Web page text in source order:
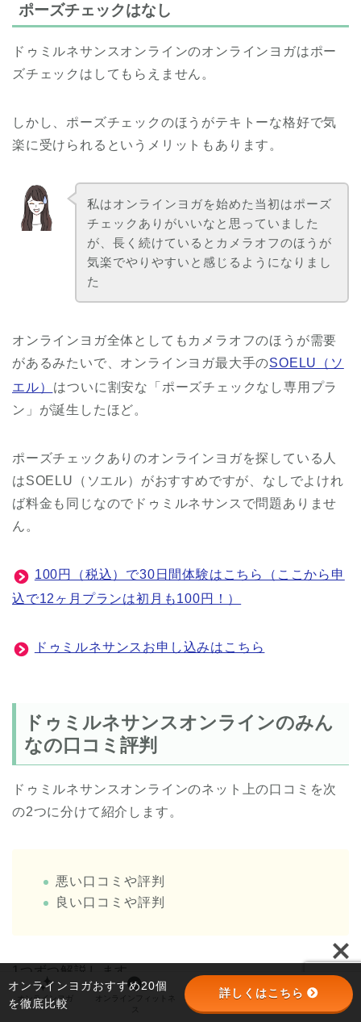
ポーズチェックはなし
ドゥミルネサンスオンラインのオンラインヨガはポー
ズチェックはしてもらえません。
しかし、ポーズチェックのほうがテキトーな格好で気
楽に受けられるというメリットもあります。
私はオンラインヨガを始めた当初はポーズ
チェックありがいいなと思っていました
が、長く続けているとカメラオフのほうが
気楽でやりやすいと感じるようになりまし
た
オンラインヨガ全体としてもカメラオフのほうが需要
があるみたいで、オンラインヨガ最大手のSOELU（ソ
エル） はついに割安な「ポーズチェックなし専用プラ
ン」が誕生したほど。
ポーズチェックありのオンラインヨガを探している人
はSOELU（ソエル）がおすすめですが、なしでよけれ
ば料金も同じなのでドゥミルネサンスで問題ありませ
ん。
100円（税込）で30日間体験はこちら（ここから申
込で12ヶ月プランは初月も100円！）
ドゥミルネサンスお申し込みはこちら
ドゥミルネサンスオンラインのみん
なの口コミ評判
ドゥミルネサンスオンラインのネット上の口コミを次
の2つに分けて紹介します。
悪い口コミや評判
良い口コミや評判
1つずつ解説します。
オンラインヨガ オンラインパーソナル パーソナルジム
オンラインヨガおすすめ20個
を徹底比較
詳しくはこちら